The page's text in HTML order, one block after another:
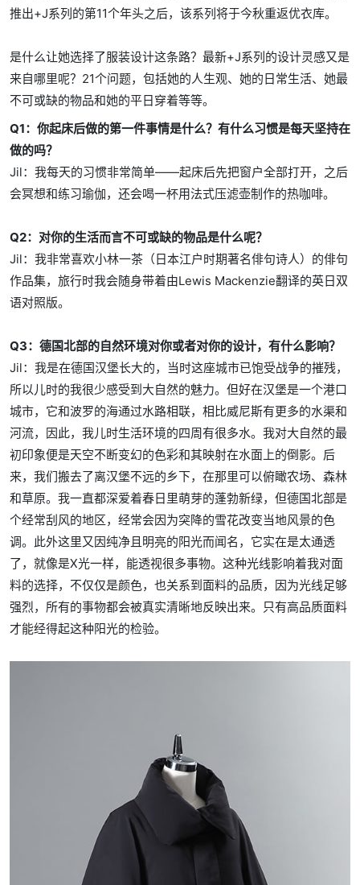
推出+J系列的第11个年头之后，该系列将于今秋重返优衣库。
是什么让她选择了服装设计这条路？最新+J系列的设计灵感又是
来自哪里呢？21个问题，包括她的人生观、她的日常生活、她最
不可或缺的物品和她的平日穿着等等。
Q1：你起床后做的第一件事情是什么？有什么习惯是每天坚持在
做的吗？
Jil：我每天的习惯非常简单——起床后先把窗户全部打开，之后
会冥想和练习瑜伽，还会喝一杯用法式压滤壶制作的热咖啡。
Q2：对你的生活而言不可或缺的物品是什么呢？
Jil：我非常喜欢小林一茶（日本江户时期著名俳句诗人）的俳句
作品集，旅行时我会随身带着由Lewis Mackenzie翻译的英日双
语对照版。
Q3：德国北部的自然环境对你或者对你的设计，有什么影响？
Jil：我是在德国汉堡长大的，当时这座城市已饱受战争的摧残，
所以儿时的我很少感受到大自然的魅力。但好在汉堡是一个港口
城市，它和波罗的海通过水路相联，相比威尼斯有更多的水渠和
河流，因此，我儿时生活环境的四周有很多水。我对大自然的最
初印象便是天空不断变幻的色彩和其映射在水面上的倒影。后
来，我们搬去了离汉堡不远的乡下，在那里可以俯瞰农场、森林
和草原。我一直都深爱着春日里萌芽的蓬勃新绿，但德国北部是
个经常刮风的地区，经常会因为突降的雪花改变当地风景的色
调。此外这里又因纯净且明亮的阳光而闻名，它实在是太通透
了，就像是X光一样，能透视很多事物。这种光线影响着我对面
料的选择，不仅仅是颜色，也关系到面料的品质，因为光线足够
强烈，所有的事物都会被真实清晰地反映出来。只有高品质面料
才能经得起这种阳光的检验。